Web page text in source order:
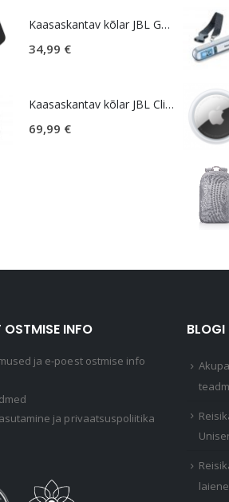
Kaasaskantav kõlar JBL GO Essential 2, IP67, must
34,99 €
Kaasaskantav kõlar JBL Clip 5, IP67, must
69,99 €
OSTMISE INFO
ja e-poest ostmise info
ja privaatsuspoliitika
BLOGI